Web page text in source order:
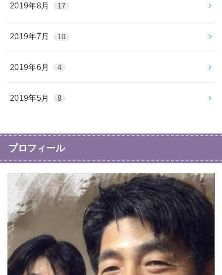
2019年8月 17
2019年7月 10
2019年6月 4
2019年5月 8
プロフィール